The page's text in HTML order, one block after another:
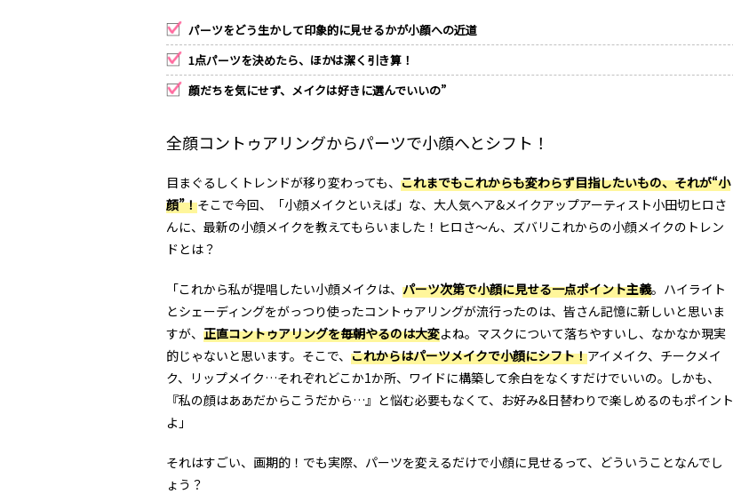
パーツをどう生かして印象的に見せるかが小顔への近道
1点パーツを決めたら、ほかは潔く引き算！
顔だちを気にせず、メイクは好きに選んでいいの”
全顔コントゥアリングからパーツで小顔へとシフト！
目まぐるしくトレンドが移り変わっても、 これまでもこれからも変わらず目指したいもの、それが“小
顔”！そこで今回、「小顔メイクといえば」な、大人気ヘア&メイクアップアーティスト小田切ヒロさ
んに、最新の小顔メイクを教えてもらいました！ヒロさ～ん、ズバリこれからの小顔メイクのトレン
ドとは？
「これから私が提唱したい小顔メイクは、 パーツ次第で小顔に見せる一点ポイント主義。ハイライト
とシェーディングをがっつり使ったコントゥアリングが流行ったのは、皆さん記憶に新しいと思いま
すが、 正直コントゥアリングを毎朝やるのは大変よね。マスクについて落ちやすいし、なかなか現実
的じゃないと思います。そこで、 これからはパーツメイクで小顔にシフト！アイメイク、チークメイ
ク、リップメイク…それぞれどこか1か所、ワイドに構築して余白をなくすだけでいいの。しかも、
『私の顔はああだからこうだから…』と悩む必要もなくて、お好み&日替わりで楽しめるのもポイント
よ」
それはすごい、画期的！でも実際、パーツを変えるだけで小顔に見せるって、どういうことなんでし
ょう？